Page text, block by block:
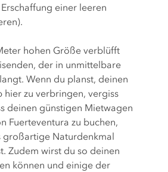
einer leeren
hohen Größe verblüfft
der in unmittelbare
Wenn du planst, deinen
hier zu verbringen, vergiss
deinen günstigen Mietwagen
Fuerteventura zu buchen,
großartige Naturdenkmal
Zudem wirst du so deinen
können und einige der